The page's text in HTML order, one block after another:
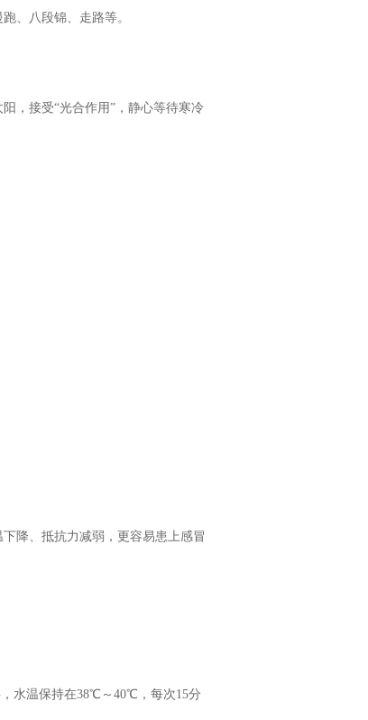
、八段锦、走路等。
，接受“光合作用”，静心等待寒冷
降、抵抗力减弱，更容易患上感冒
水温保持在38℃～40℃，每次15分